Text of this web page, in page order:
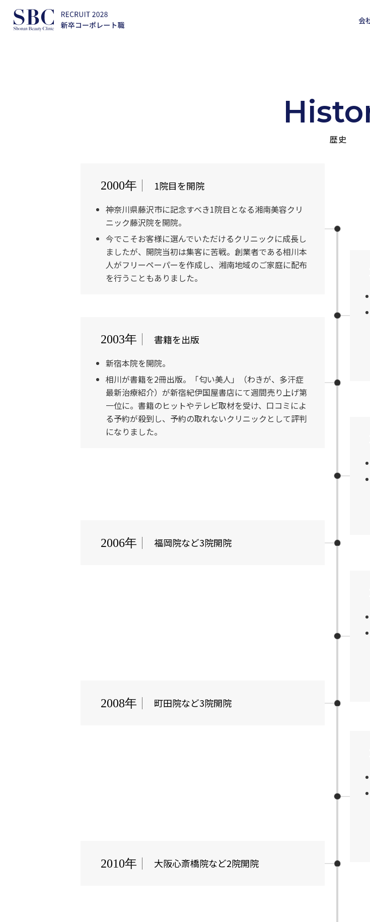
会
歴史
2000年 1院目を開院
神奈川県藤沢市に記念すべき1院目となる湘南美容クリ
ニック藤沢院を開院。
今でこそお客様に選んでいただけるクリニックに成長し
ましたが、開院当初は集客に苦戦。創業者である相川本
人がフリーペーパーを作成し、湘南地域のご家庭に配布
を行うこともありました。
2003年 書籍を出版
新宿本院を開院。
相川が書籍を2冊出版。「匂い美人」（わきが、多汗症
最新治療紹介）が新宿紀伊国屋書店にて週間売り上げ第
一位に。書籍のヒットやテレビ取材を受け、口コミによ
る予約が殺到し、予約の取れないクリニックとして評判
になりました。
2006年 福岡院など3院開院
2008年 町田院など3院開院
2010年 大阪心斎橋院など2院開院